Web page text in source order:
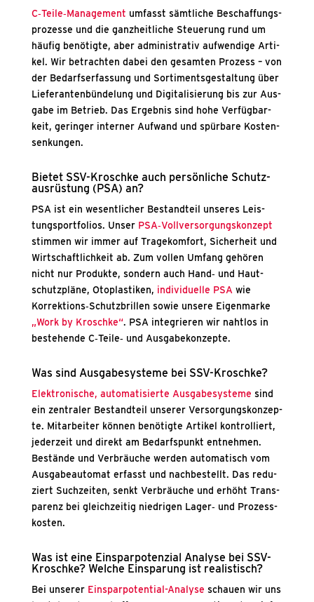
C‑Teile‑Management umfasst sämt­li­che Beschaf­fungs­
pro­zes­se und die ganz­heit­li­che Steue­rung rund um
häu­fig benö­tig­te, aber admi­nis­tra­tiv auf­wen­di­ge Arti­
kel. Wir betrach­ten dabei den gesam­ten Pro­zess – von
der Bedarfs­er­fas­sung und Sor­ti­ments­ge­stal­tung über
Lie­fe­ran­ten­bün­de­lung und Digi­ta­li­sie­rung bis zur Aus­
ga­be im Betrieb. Das Ergeb­nis sind hohe Ver­füg­bar­
keit, gerin­ger inter­ner Auf­wand und spür­ba­re Kos­ten­
sen­kun­gen.
Bie­tet SSV-Krosch­ke auch per­sön­li­che Schutz­
aus­rüs­tung (PSA) an?
PSA ist ein wesent­li­cher Bestand­teil unse­res Leis­
tungs­port­fo­li­os. Unser PSA‑Vollversorgungskonzept
stim­men wir immer auf Tra­ge­kom­fort, Sicher­heit und
Wirt­schaft­lich­keit ab. Zum vol­len Umfang gehö­ren
nicht nur Pro­duk­te, son­dern auch Hand‑ und Haut­
schutz­plä­ne, Oto­plas­ti­ken, indi­vi­du­el­le PSA wie
Korrektions‑Schutzbrillen sowie unse­re Eigen­mar­ke
„Work by Krosch­ke“. PSA inte­grie­ren wir naht­los in
bestehen­de C‑Teile‑ und Aus­ga­be­kon­zep­te.
Was sind Aus­ga­be­sys­te­me bei SSV-Krosch­ke?
Elek­tro­ni­sche, auto­ma­ti­sier­te Aus­ga­be­sys­te­me sind
ein zen­tra­ler Bestand­teil unse­rer Ver­sor­gungs­kon­zep­
te. Mit­ar­bei­ter kön­nen benö­tig­te Arti­kel kon­trol­liert,
jeder­zeit und direkt am Bedarfs­punkt ent­neh­men.
Bestän­de und Ver­bräu­che wer­den auto­ma­tisch vom
Aus­ga­be­au­to­mat erfasst und nach­be­stellt. Das redu­
ziert Such­zei­ten, senkt Ver­bräu­che und erhöht Trans­
pa­renz bei gleich­zei­tig nied­ri­gen Lager‑ und Pro­zess­
kos­ten.
Was ist eine Ein­spar­po­ten­zi­al Ana­ly­se bei SSV-
Krosch­ke? Wel­che Ein­spa­rung ist rea­lis­tisch?
Bei unse­rer Ein­spar­po­ten­ti­al-Ana­ly­se schau­en wir uns